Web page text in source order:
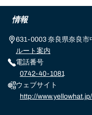
情報
631-0003 奈良県奈良
ルート案内
電話番号
0742-40-1081
ウェブサイト
http://www.yellowhat.jp/